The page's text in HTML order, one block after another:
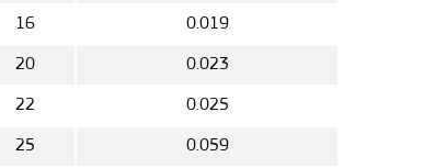
16 0.019
20 0.023
22 0.025
25 0.059